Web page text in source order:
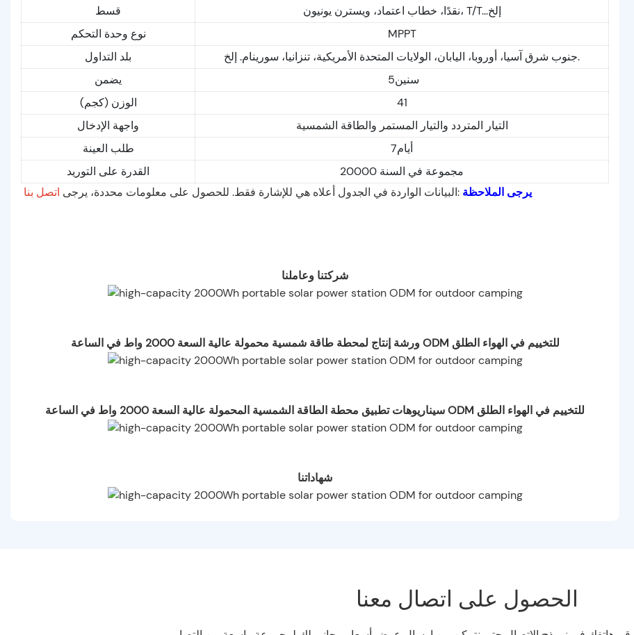
قسط
نقدًا، خطاب اعتماد، ويسترن يونيون، T/T...إلخ
نوع وحدة التحكم
MPPT
بلد التداول
جنوب شرق آسيا، أوروبا، اليابان، الولايات المتحدة الأمريكية، تنزانيا، سورينام. إلخ.
يضمن
سنين5
الوزن (كجم)
41
واجهة الإدخال
التيار المتردد والتيار المستمر والطاقة الشمسية
طلب العينة
أيام7
القدرة على التوريد
20000 مجموعة في السنة
يرجى الملاحظة :البيانات الواردة في الجدول أعلاه هي للإشارة فقط. للحصول على معلومات محددة، يرجى اتصل بنا
شركتنا وعاملنا
ورشة إنتاج لمحطة طاقة شمسية محمولة عالية السعة 2000 واط في الساعة ODM للتخييم في الهواء الطلق
سيناريوهات تطبيق محطة الطاقة الشمسية المحمولة عالية السعة 2000 واط في الساعة ODM للتخييم في الهواء الطلق
شهاداتنا
الحصول على اتصال معنا